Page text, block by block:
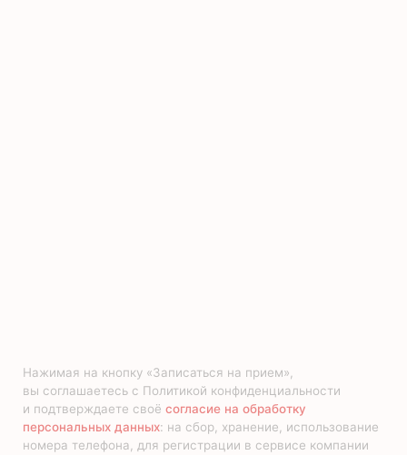
Нажимая на кнопку «Записаться на прием»,
вы соглашаетесь с Политикой конфиденциальности
и подтверждаете своё согласие на обработку
персональных данных: на сбор, хранение, использование
номера телефона, для регистрации в сервисе компании